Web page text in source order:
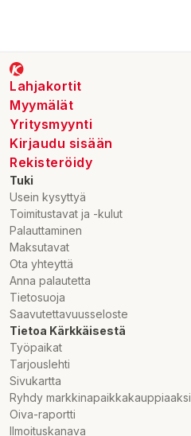
Lahjakortit
Myymälät
Yritysmyynti
Kirjaudu sisään
Rekisteröidy
Tuki
Usein kysyttyä
Toimitustavat ja -kulut
Palauttaminen
Maksutavat
Ota yhteyttä
Anna palautetta
Tietosuoja
Saavutettavuusseloste
Tietoa Kärkkäisestä
Työpaikat
Tarjouslehti
Sivukartta
Ryhdy markkinapaikkakauppiaaksi
Oiva-raportti
Ilmoituskanava